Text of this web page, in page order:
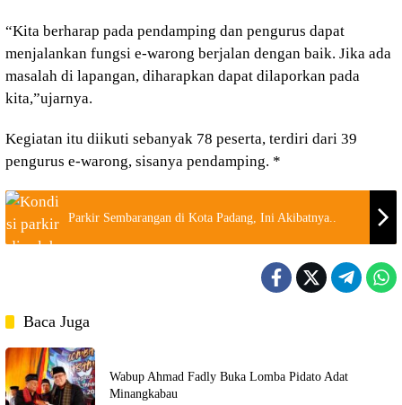
“Kita berharap pada pendamping dan pengurus dapat
menjalankan fungsi e-warong berjalan dengan baik. Jika ada
masalah di lapangan, diharapkan dapat dilaporkan pada
kita,”ujarnya.
Kegiatan itu diikuti sebanyak 78 peserta, terdiri dari 39
pengurus e-warong, sisanya pendamping. *
Parkir Sembarangan di Kota Padang, Ini Akibatnya..
Baca Juga
Wabup Ahmad Fadly Buka Lomba Pidato Adat
Minangkabau